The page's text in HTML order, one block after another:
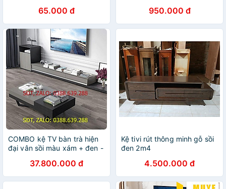
65.000 đ
giá tại xưởng950.000 đ
COMBO kệ TV bàn trà hiện
đại vân sồi màu xám + đen -
sốc LUX-KTV09
37.800.000 đ
Kệ tivi rút thông minh gỗ sồi
đen 2m4
4.500.000 đ